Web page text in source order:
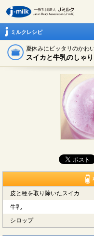
ミルクレシピ
夏休みにピッタリのかわ
スイカと牛乳のしゃ
皮と種を取り除いたスイカ
牛乳
シロップ